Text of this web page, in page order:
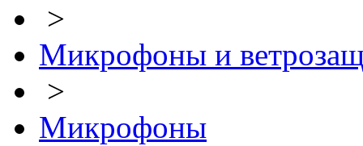
>
Микрофоны и
>
Микрофоны